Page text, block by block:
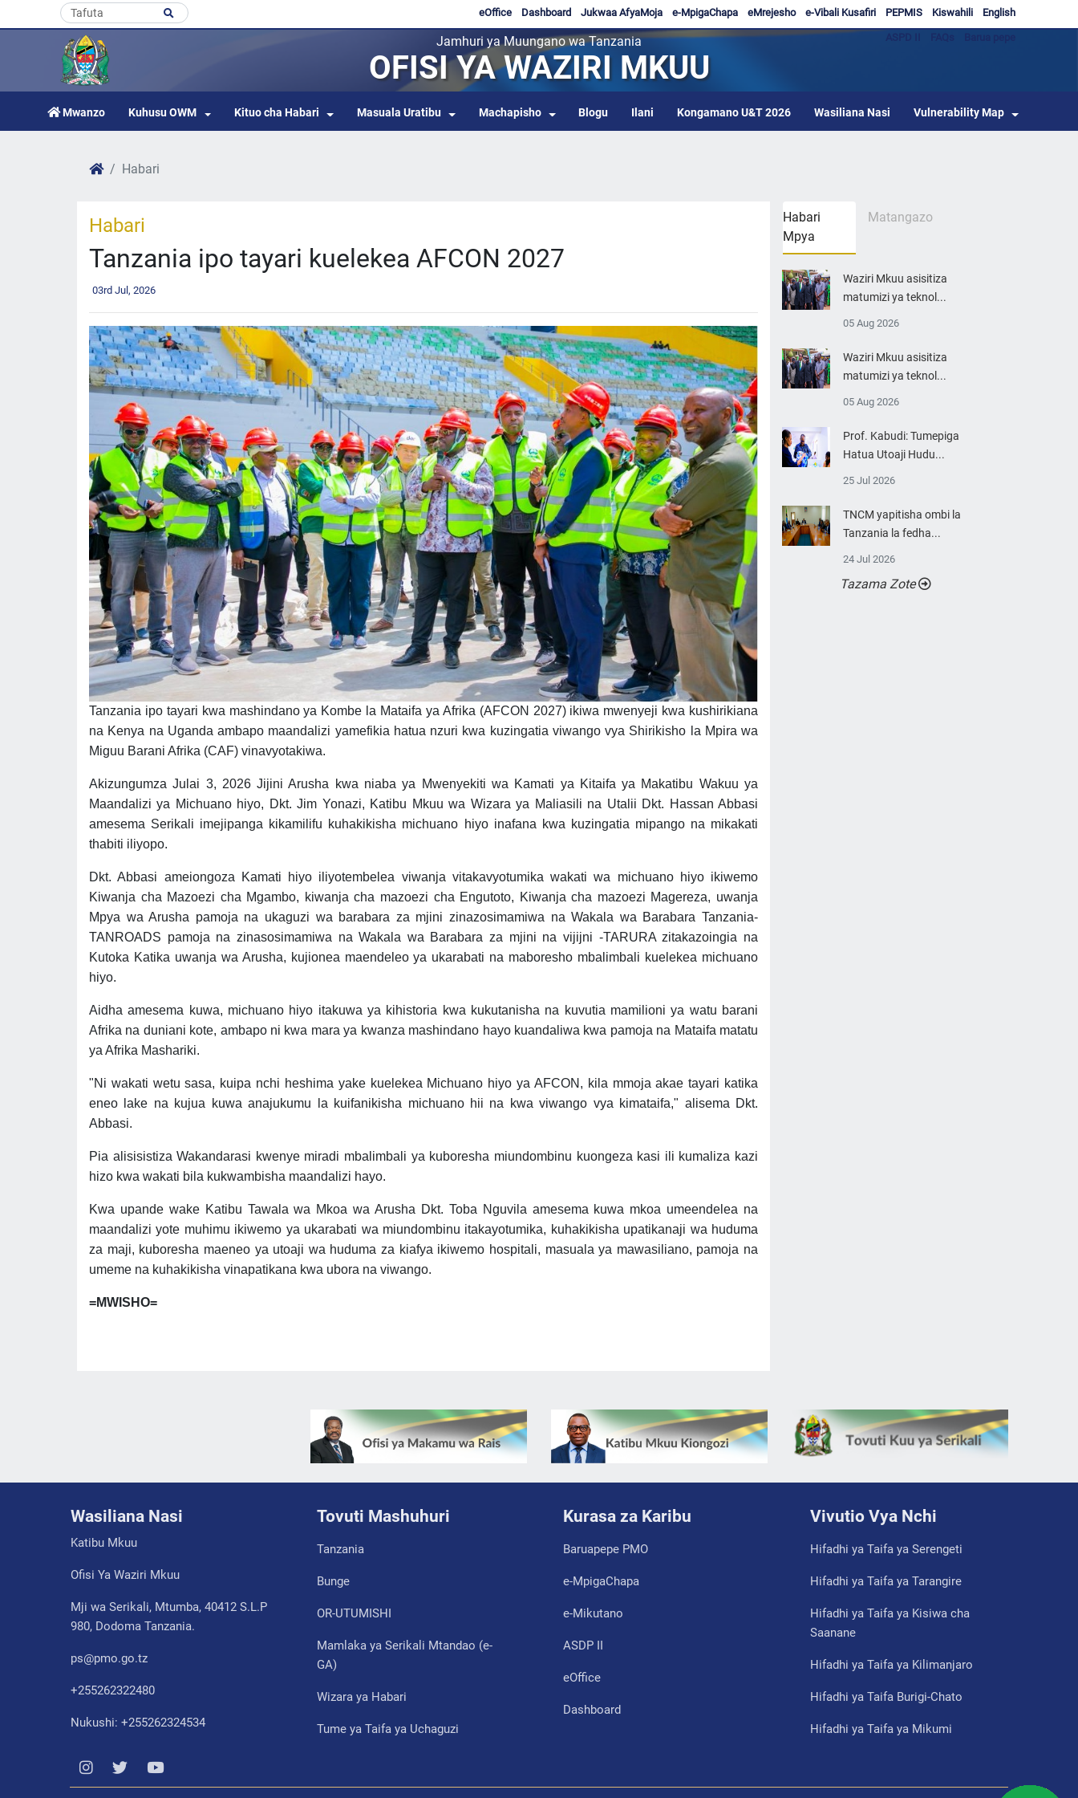
English
Kiswahili
PEPMIS
e-Vibali Kusafiri
eMrejesho
e-MpigaChapa
Jukwaa AfyaMoja
Dashboard
eOffice
Jamhuri ya Muungano wa Tanzania
OFISI YA WAZIRI MKUU
Mwanzo Kuhusu OWM Kituo cha Habari Masuala Uratibu Machapisho Blogu Ilani Kongamano U&T 2026 Wasiliana Nasi Vulnerability Map
Habari
Habari
Tanzania ipo tayari kuelekea AFCON 2027
03rd Jul, 2026
Tanzania ipo tayari kwa mashindano ya Kombe la Mataifa ya Afrika (AFCON 2027) ikiwa mwenyeji kwa kushirikiana
na Kenya na Uganda ambapo maandalizi yamefikia hatua nzuri kwa kuzingatia viwango vya Shirikisho la Mpira wa
Miguu Barani Afrika (CAF) vinavyotakiwa.
Akizungumza Julai 3, 2026 Jijini Arusha kwa niaba ya Mwenyekiti wa Kamati ya Kitaifa ya Makatibu Wakuu ya
Maandalizi ya Michuano hiyo, Dkt. Jim Yonazi, Katibu Mkuu wa Wizara ya Maliasili na Utalii Dkt. Hassan Abbasi
amesema Serikali imejipanga kikamilifu kuhakikisha michuano hiyo inafana kwa kuzingatia mipango na mikakati
thabiti iliyopo.
Dkt. Abbasi ameiongoza Kamati hiyo iliyotembelea viwanja vitakavyotumika wakati wa michuano hiyo ikiwemo
Kiwanja cha Mazoezi cha Mgambo, kiwanja cha mazoezi cha Engutoto, Kiwanja cha mazoezi Magereza, uwanja
Mpya wa Arusha pamoja na ukaguzi wa barabara za mjini zinazosimamiwa na Wakala wa Barabara Tanzania-
TANROADS pamoja na zinasosimamiwa na Wakala wa Barabara za mjini na vijijni -TARURA zitakazoingia na
Kutoka Katika uwanja wa Arusha, kujionea maendeleo ya ukarabati na maboresho mbalimbali kuelekea michuano
hiyo.
Aidha amesema kuwa, michuano hiyo itakuwa ya kihistoria kwa kukutanisha na kuvutia mamilioni ya watu barani
Afrika na duniani kote, ambapo ni kwa mara ya kwanza mashindano hayo kuandaliwa kwa pamoja na Mataifa matatu
ya Afrika Mashariki.
"Ni wakati wetu sasa, kuipa nchi heshima yake kuelekea Michuano hiyo ya AFCON, kila mmoja akae tayari katika
eneo lake na kujua kuwa anajukumu la kuifanikisha michuano hii na kwa viwango vya kimataifa," alisema Dkt.
Abbasi.
Pia alisisistiza Wakandarasi kwenye miradi mbalimbali ya kuboresha miundombinu kuongeza kasi ili kumaliza kazi
hizo kwa wakati bila kukwambisha maandalizi hayo.
Kwa upande wake Katibu Tawala wa Mkoa wa Arusha Dkt. Toba Nguvila amesema kuwa mkoa umeendelea na
maandalizi yote muhimu ikiwemo ya ukarabati wa miundombinu itakayotumika, kuhakikisha upatikanaji wa huduma
za maji, kuboresha maeneo ya utoaji wa huduma za kiafya ikiwemo hospitali, masuala ya mawasiliano, pamoja na
umeme na kuhakikisha vinapatikana kwa ubora na viwango.
=MWISHO=
Habari
Mpya
Matangazo
Waziri Mkuu asisitiza
matumizi ya teknol...
05 Aug 2026
Waziri Mkuu asisitiza
matumizi ya teknol...
05 Aug 2026
Prof. Kabudi: Tumepiga
Hatua Utoaji Hudu...
25 Jul 2026
TNCM yapitisha ombi la
Tanzania la fedha...
24 Jul 2026
Tazama Zote
Wasiliana Nasi
Katibu Mkuu
Ofisi Ya Waziri Mkuu
Mji wa Serikali, Mtumba, 40412 S.L.P
980, Dodoma Tanzania.
ps@pmo.go.tz
+255262322480
Nukushi: +255262324534
Tovuti Mashuhuri
Tanzania
Bunge
OR-UTUMISHI
Mamlaka ya Serikali Mtandao (e-
GA)
Wizara ya Habari
Tume ya Taifa ya Uchaguzi
Kurasa za Karibu
Baruapepe PMO
e-MpigaChapa
e-Mikutano
ASDP II
eOffice
Dashboard
Vivutio Vya Nchi
Hifadhi ya Taifa ya Serengeti
Hifadhi ya Taifa ya Tarangire
Hifadhi ya Taifa ya Kisiwa cha
Saanane
Hifadhi ya Taifa ya Kilimanjaro
Hifadhi ya Taifa Burigi-Chato
Hifadhi ya Taifa ya Mikumi